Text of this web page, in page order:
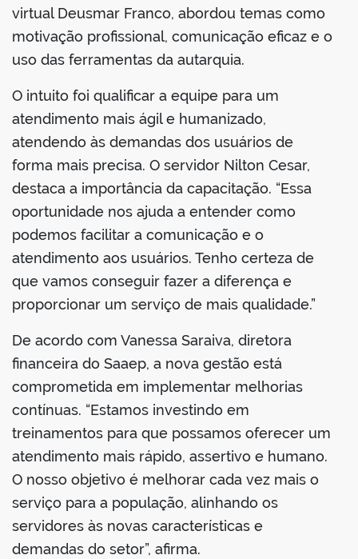
virtual Deusmar Franco, abordou temas como
motivação profissional, comunicação eficaz e o
uso das ferramentas da autarquia.
O intuito foi qualificar a equipe para um
atendimento mais ágil e humanizado,
atendendo às demandas dos usuários de
forma mais precisa. O servidor Nilton Cesar,
destaca a importância da capacitação. “Essa
oportunidade nos ajuda a entender como
podemos facilitar a comunicação e o
atendimento aos usuários. Tenho certeza de
que vamos conseguir fazer a diferença e
proporcionar um serviço de mais qualidade.”
De acordo com Vanessa Saraiva, diretora
financeira do Saaep, a nova gestão está
comprometida em implementar melhorias
contínuas. “Estamos investindo em
treinamentos para que possamos oferecer um
atendimento mais rápido, assertivo e humano.
O nosso objetivo é melhorar cada vez mais o
serviço para a população, alinhando os
servidores às novas características e
demandas do setor”, afirma.